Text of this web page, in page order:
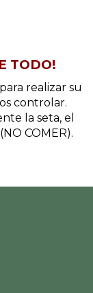
TODO!
realizar su
controlar.
la seta, el
COMER).